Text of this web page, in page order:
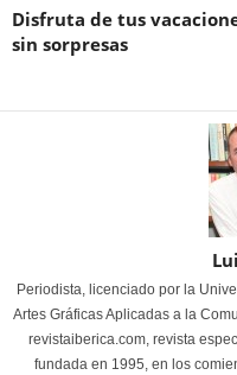
Disfruta de tus
sin sorpresas
Periodista, licenciado por la
Artes Gráficas Aplicadas a la
revistaiberica.com, revista
fundada en 1995, en los